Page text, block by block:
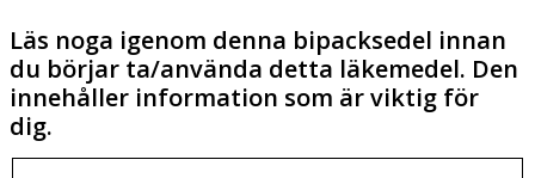
Läs noga igenom denna bipacksedel innan
du börjar ta/använda detta läkemedel. Den
innehåller information som är viktig för
dig.